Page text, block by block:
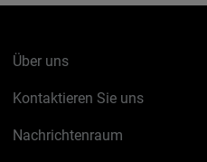
Über uns
Kontaktieren Sie uns
Nachrichtenraum